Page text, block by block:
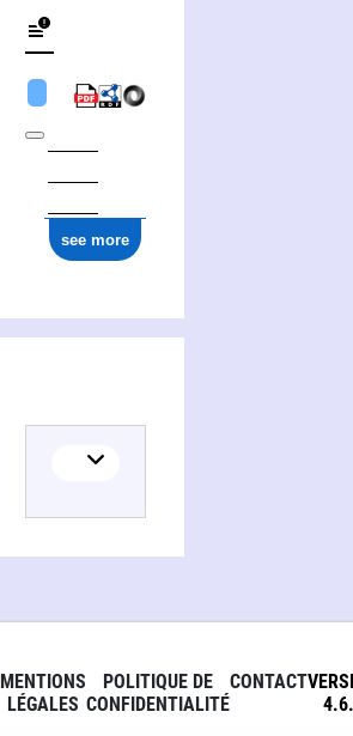
see more
MENTIONS
LÉGALES
POLITIQUE DE
CONFIDENTIALITÉ
CONTACT